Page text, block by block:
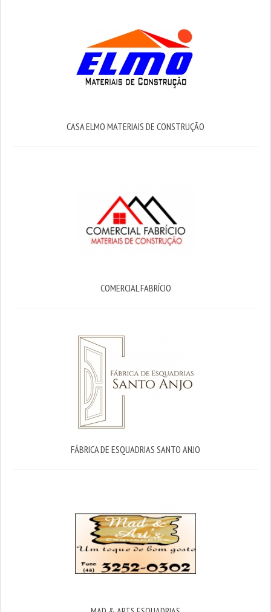
CASA ELMO MATERIAIS DE CONSTRUÇÃO
COMERCIAL FABRÍCIO
FÁBRICA DE ESQUADRIAS SANTO ANJO